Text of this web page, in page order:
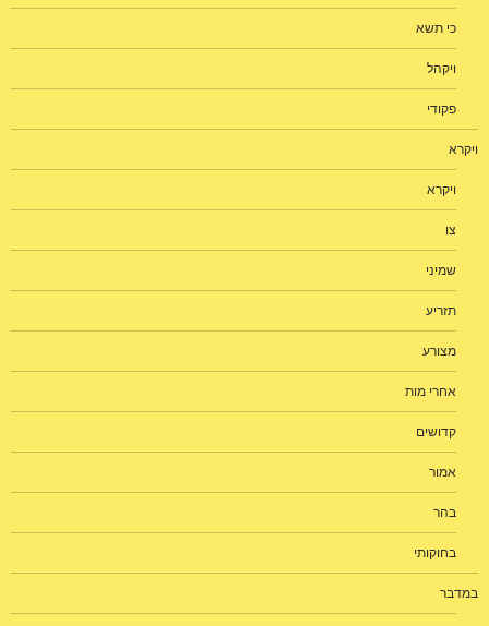
כי תשא
ויקהל
פקודי
ויקרא
ויקרא
צו
שמיני
תזריע
מצורע
אחרי מות
קדושים
אמור
בהר
בחוקותי
במדבר